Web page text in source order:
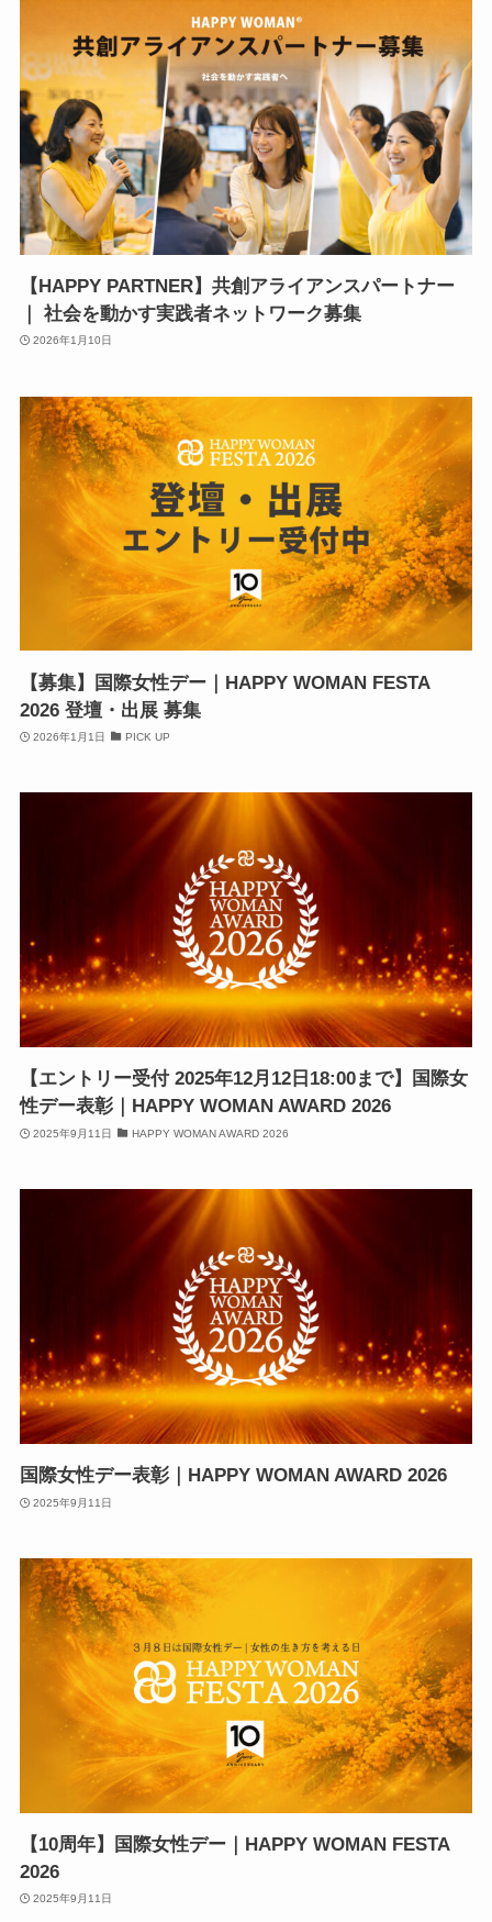
【HAPPY PARTNER】共創アライアンスパートナー
｜ 社会を動かす実践者ネットワーク募集
2026年1月10日
【募集】国際女性デー｜HAPPY WOMAN FESTA
2026 登壇・出展 募集
2026年1月1日 PICK UP
【エントリー受付 2025年12月12日18:00まで】国際女
性デー表彰｜HAPPY WOMAN AWARD 2026
2025年9月11日 HAPPY WOMAN AWARD 2026
国際女性デー表彰｜HAPPY WOMAN AWARD 2026
2025年9月11日
【10周年】国際女性デー｜HAPPY WOMAN FESTA
2026
2025年9月11日